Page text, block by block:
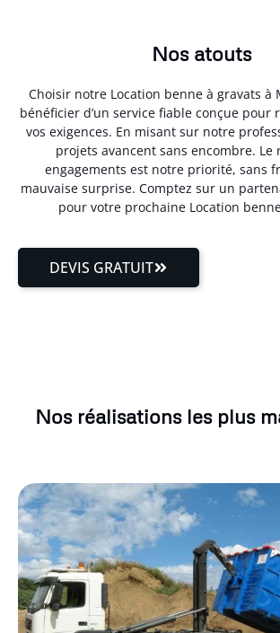
Nos atouts
Choisir notre Location benne à gravats à
bénéficier d’un service fiable conçue pour
vos exigences. En misant sur notre
projets avancent sans encombre. Le
engagements est notre priorité, sans
mauvaise surprise. Comptez sur un
pour votre prochaine Location
DEVIS GRATUIT
Nos réalisations les plus